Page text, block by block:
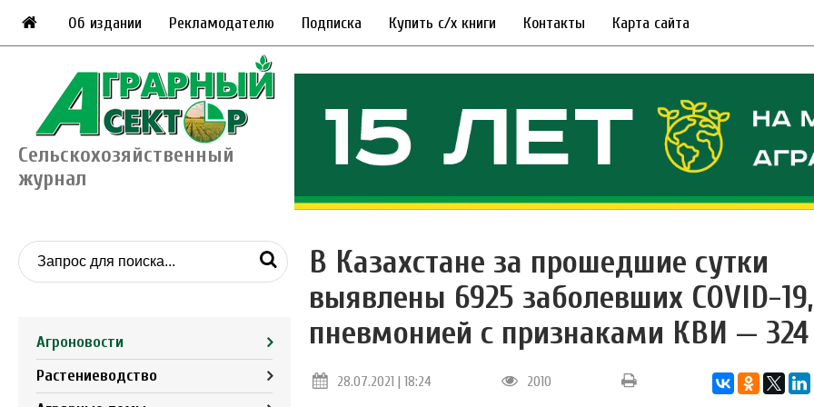
Об издании Рекламодателю Подписка Купить с/х книги Контакты Карта сайта
Сельскохозяйственный
журнал
Агроновости
Растениеводство
В Казахстане за прошедшие сутки
выявлены 6925 заболевших COVID-
пневмонией с признаками КВИ — 324
28.07.2021 | 18:24 2010